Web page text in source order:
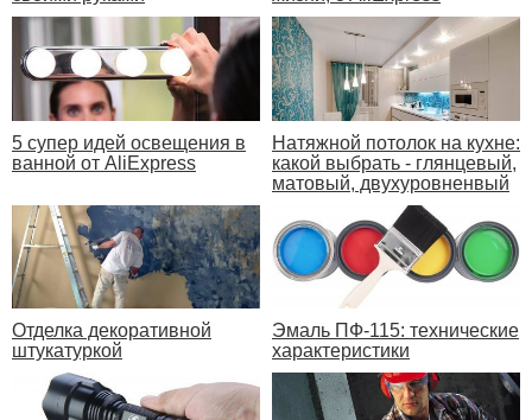
5 супер идей освещения в
ванной от AliExpress
Натяжной потолок на кухне:
какой выбрать - глянцевый,
матовый, двухуровненвый
Отделка декоративной
штукатуркой
Эмаль ПФ-115: технические
характеристики